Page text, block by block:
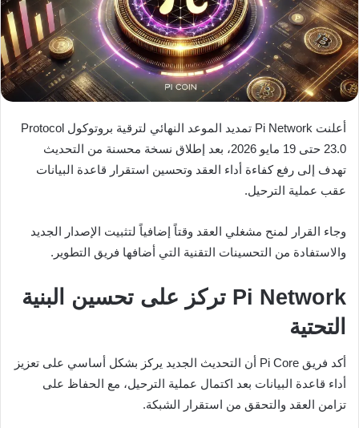
أعلنت Pi Network تمديد الموعد النهائي لترقية بروتوكول Protocol
23.0 حتى 19 مايو 2026، بعد إطلاق نسخة محسنة من التحديث
تهدف إلى رفع كفاءة أداء العقد وتحسين استقرار قاعدة البيانات
عقب عملية الترحيل.
وجاء القرار لمنح مشغلي العقد وقتاً إضافياً لتثبيت الإصدار الجديد
والاستفادة من التحسينات التقنية التي أضافها فريق التطوير.
Pi Network تركز على تحسين البنية
التحتية
أكد فريق Pi Core أن التحديث الجديد يركز بشكل أساسي على تعزيز
أداء قاعدة البيانات بعد اكتمال عملية الترحيل، مع الحفاظ على
تزامن العقد والتحقق من استقرار الشبكة.